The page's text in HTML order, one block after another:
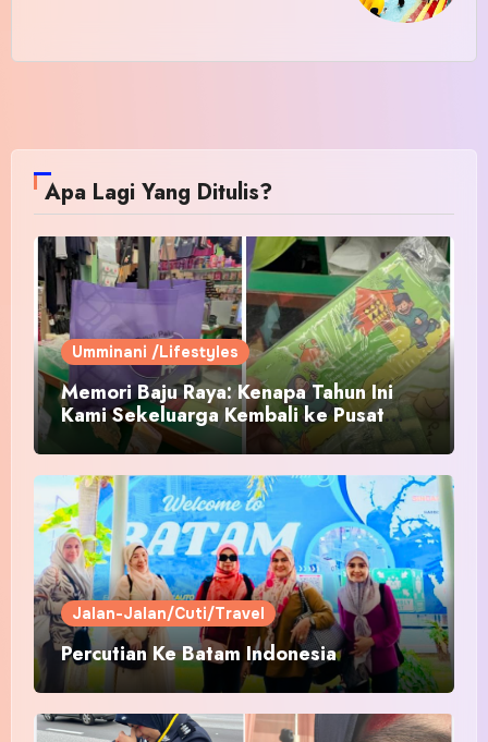
Apa Lagi Yang Ditulis?
Umminani /Lifestyles
Memori Baju Raya: Kenapa Tahun Ini
Kami Sekeluarga Kembali ke Pusat
Pakaian Hari-Hari?
Jalan-Jalan/Cuti/Travel
Percutian Ke Batam Indonesia